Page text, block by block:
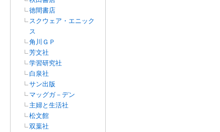
徳間書店
スクウェア・エニック
ス
角川ＧＰ
芳文社
学習研究社
白泉社
サン出版
マッグガ－デン
主婦と生活社
松文館
双葉社